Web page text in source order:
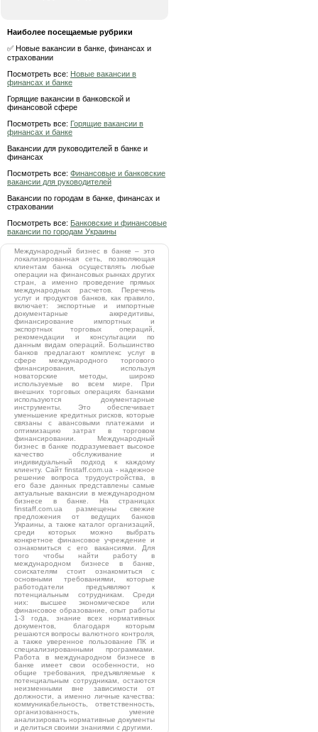
Наиболее посещаемые рубрики
✅ Новые вакансии в банке, финансах и
страховании
Посмотреть все: Новые вакансии в
финансах и банке
Горящие вакансии в банковской и
финансовой сфере
Посмотреть все: Горящие вакансии в
финансах и банке
Вакансии для руководителей в банке и
финансах
Посмотреть все: Финансовые и банковские
вакансии для руководителей
Вакансии по городам в банке, финансах и
страховании
Посмотреть все: Банковские и финансовые
вакансии по городам Украины
Международный бизнес в банке – это
локализированная сеть, позволяющая
клиентам банка осуществлять любые
операции на финансовых рынках других
стран, а именно проведение прямых
международных расчетов. Перечень
услуг и продуктов банков, как правило,
включает: экспортные и импортные
документарные аккредитивы,
финансирование импортных и
экспортных торговых операций,
рекомендации и консультации по
данным видам операций. Большинство
банков предлагают комплекс услуг в
сфере международного торгового
финансирования, используя
новаторские методы, широко
используемые во всем мире. При
внешних торговых операциях банками
используются документарные
инструменты. Это обеспечивает
уменьшение кредитных рисков, которые
связаны с авансовыми платежами и
оптимизацию затрат в торговом
финансировании. Международный
бизнес в банке подразумевает высокое
качество обслуживание и
индивидуальный подход к каждому
клиенту. Сайт finstaff.com.ua - надежное
решение вопроса трудоустройства, в
его базе данных представлены самые
актуальные вакансии в международном
бизнесе в банке. На страницах
finstaff.com.ua размещены свежие
предложения от ведущих банков
Украины, а также каталог организаций,
среди которых можно выбрать
конкретное финансовое учреждение и
ознакомиться с его вакансиями. Для
того чтобы найти работу в
международном бизнесе в банке,
соискателям стоит ознакомиться с
основными требованиями, которые
работодатели предъявляют к
потенциальным сотрудникам. Среди
них: высшее экономическое или
финансовое образование, опыт работы
1-3 года, знание всех нормативных
документов, благодаря которым
решаются вопросы валютного контроля,
а также уверенное пользование ПК и
специализированными программами.
Работа в международном бизнесе в
банке имеет свои особенности, но
общие требования, предъявляемые к
потенциальным сотрудникам, остаются
неизменными вне зависимости от
должности, а именно личные качества:
коммуникабельность, ответственность,
организованность, умение
анализировать нормативные документы
и делиться своими знаниями с другими.